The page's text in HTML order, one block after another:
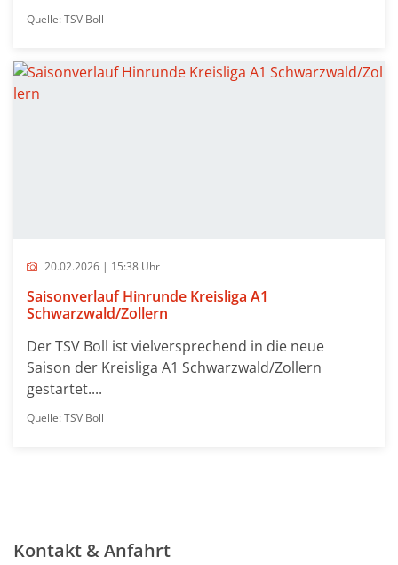
Quelle: TSV Boll
20.02.2026 | 15:38 Uhr
Saisonverlauf Hinrunde Kreisliga A1
Schwarzwald/Zollern
Der TSV Boll ist vielversprechend in die neue
Saison der Kreisliga A1 Schwarzwald/Zollern
gestartet....
Quelle: TSV Boll
Kontakt & Anfahrt